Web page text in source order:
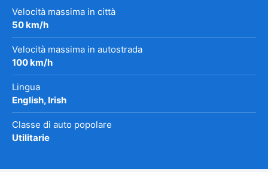
Velocità massima in città
50 km/h
Velocità massima in autostrada
100 km/h
Lingua
English, Irish
Classe di auto popolare
Utilitarie